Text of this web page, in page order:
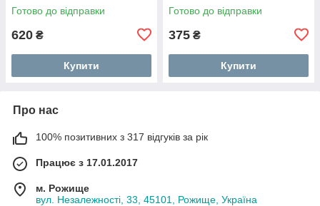
Готово до відправки
620 ₴
Купити
Готово до відправки
375 ₴
Купити
Про нас
100% позитивних з 317 відгуків за рік
Працює з 17.01.2017
м. Рожище
вул. Незалежності, 33, 45101, Рожище, Україна